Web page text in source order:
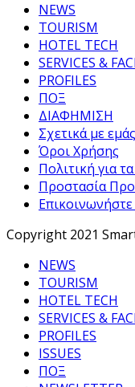
NEWS
TOURISM
HOTEL TECH
SERVICES &
PROFILES
ΠΟΞ
ΔΙΑΦΗΜΙΣΗ
Σχετικά με εμάς
Όροι Χρήσης
Πολιτική για
Προστασία
Επικοινωνήστε
Copyright 2021
NEWS
TOURISM
HOTEL TECH
SERVICES &
PROFILES
ISSUES
ΠΟΞ